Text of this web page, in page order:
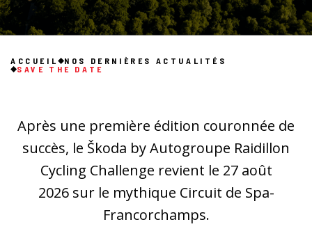
ACCUEIL
NOS DERNIÈRES ACTUALITÉS
SAVE THE DATE
Après une première édition couronnée de
succès, le Škoda by Autogroupe Raidillon
Cycling Challenge revient le 27 août
2026 sur le mythique Circuit de Spa-
Francorchamps.